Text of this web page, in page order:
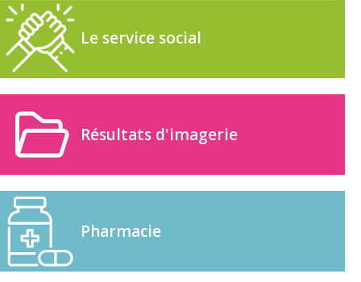
Le service social
Résultats d'imagerie
Pharmacie